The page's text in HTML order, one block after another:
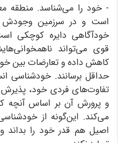
- خود را می‌شناسد. منطقه
است و در سرزمین وجودش
خودآگاهی دایره کوچکی
قوی می‌تواند
کاهش داده و تعارضات بین
حداقل برسانند. خودشناسی
تفاوت‌های فردی خود،
و پرورش آن بر اساس
می‌کند. این‌گونه از
اصیل هم قدر خود را